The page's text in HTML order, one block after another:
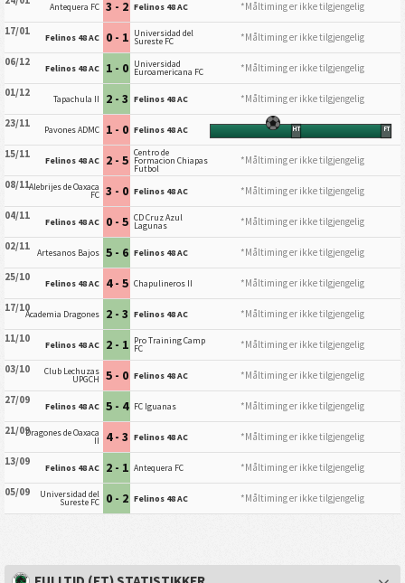
Antequera FC 3 - 2 Felinos 48 AC
*Måltiming er ikke tilgjengelig
17/01
Felinos 48 AC 0 - 1 Universidad del
Sureste FC
*Måltiming er ikke tilgjengelig
06/12
Felinos 48 AC 1 - 0 Universidad
Euroamericana FC
*Måltiming er ikke tilgjengelig
01/12
Tapachula II 2 - 3 Felinos 48 AC
*Måltiming er ikke tilgjengelig
23/11
Pavones ADMC 1 - 0 Felinos 48 AC HT FT
15/11 Felinos 48 AC 2 - 5 Centro de
Formacion Chiapas
Futbol
*Måltiming er ikke tilgjengelig
08/11Alebrijes de Oaxaca
FC 3 - 0 Felinos 48 AC
*Måltiming er ikke tilgjengelig
04/11
Felinos 48 AC 0 - 5 CD Cruz Azul
Lagunas
*Måltiming er ikke tilgjengelig
02/11
Artesanos Bajos 5 - 6 Felinos 48 AC
*Måltiming er ikke tilgjengelig
25/10
Felinos 48 AC 4 - 5 Chapulineros II
*Måltiming er ikke tilgjengelig
17/10Academia Dragones 2 - 3 Felinos 48 AC
*Måltiming er ikke tilgjengelig
11/10
Felinos 48 AC 2 - 1 Pro Training Camp
FC
*Måltiming er ikke tilgjengelig
03/10
Club Lechuzas
UPGCH 5 - 0 Felinos 48 AC
*Måltiming er ikke tilgjengelig
27/09
Felinos 48 AC 5 - 4 FC Iguanas
*Måltiming er ikke tilgjengelig
21/09Dragones de Oaxaca
II 4 - 3 Felinos 48 AC
*Måltiming er ikke tilgjengelig
13/09
Felinos 48 AC 2 - 1 Antequera FC
*Måltiming er ikke tilgjengelig
05/09
Universidad del
Sureste FC 0 - 2 Felinos 48 AC *Måltiming er ikke tilgjengelig